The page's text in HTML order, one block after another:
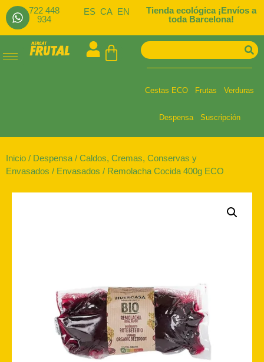
722 448
934
Tienda ecológica ¡Envíos a
toda Barcelona!
ES CA EN
Cestas ECO Frutas Verduras
Despensa Suscripción
Inicio / Despensa / Caldos, Cremas, Conservas y
Envasados / Envasados / Remolacha Cocida 400g ECO